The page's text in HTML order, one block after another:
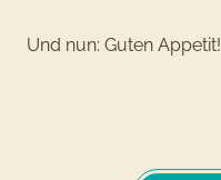
Und nun: Guten Appetit!